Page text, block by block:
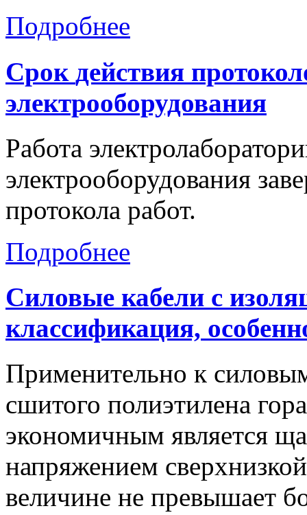
Подробнее
Срок действия
электрооборудования
Работа
электрооборудования
протокола работ.
Подробнее
Силовые кабели с
классификация,
Применительно к
сшитого полиэтилена
экономичным является
напряжением
величине не превышает